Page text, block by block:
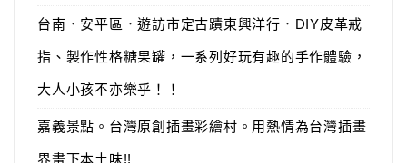
台南．安平區．遊訪市定古蹟東興洋行．DIY皮革戒
指、製作性格糖果罐，一系列好玩有趣的手作體驗，
大人小孩不亦樂乎！！
嘉義景點。台灣原創插畫彩繪村。用熱情為台灣插畫
界畫下本土味!!